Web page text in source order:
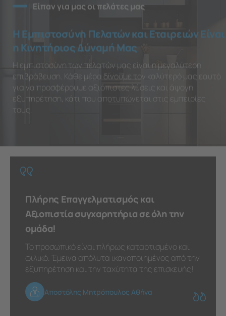
Είπαν για μας οι πελάτες μας
Η Εμπιστοσύνη Πελατών και Εταιρειών Είναι
η Κινητήριος Δύναμή Μας
Η εμπιστοσύνη των πελατών μας είναι η μεγαλύτερη
επιβράβευση. Κάθε μέρα δίνουμε τον καλύτερό μας εαυτό
για να προσφέρουμε αξιόπιστες λύσεις και άψογη
εξυπηρέτηση, κάτι που αποτυπώνεται στις εμπειρίες
τους.
Πλήρης Επαγγελματισμός και
Αξιοπιστία συγχαρητήρια σε όλη την
ομάδα!
Το προσωπικό είναι πλήρως καταρτισμένο και
φιλικό. Έμεινα απόλυτα ικανοποιημένος από την
εξυπηρέτηση και την ταχύτητα της επισκευής!
Αποστόλης Μητρόπουλος Αθήνα